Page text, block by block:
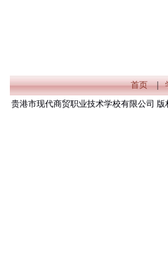
首页 |
贵港市现代商贸职业技术学校有限公司